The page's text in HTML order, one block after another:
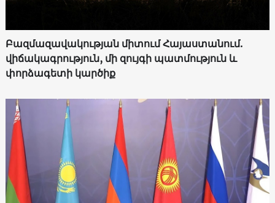
Բազմազավակության միտում Հայաստանում.
վիճակագրություն, մի զույգի պատմություն և
փորձագետի կարծիք